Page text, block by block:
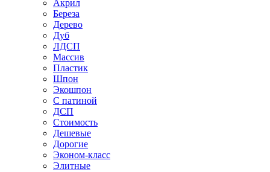
Акрил
Береза
Дерево
Дуб
ЛДСП
Массив
Пластик
Шпон
Экошпон
С патиной
ДСП
Стоимость
Дешевые
Дорогие
Эконом-класс
Элитные